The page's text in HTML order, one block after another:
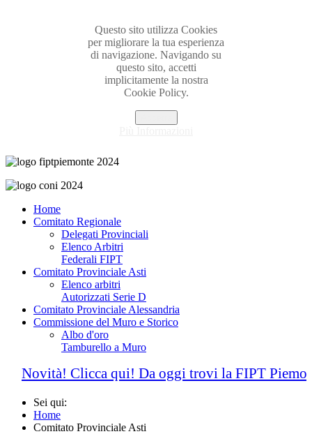
Questo sito utilizza Cookies
per migliorare la tua esperienza
di navigazione. Navigando su
questo sito, accetti
implicitamente la nostra
Cookie Policy.
Home
Comitato Regionale
Delegati Provinciali
Elenco Arbitri
Federali FIPT
Comitato Provinciale Asti
Elenco arbitri
Autorizzati Serie D
Comitato Provinciale Alessandria
Commissione del Muro e Storico
Albo d'oro
Tamburello a Muro
Novità! Clicca qui! Da oggi trovi la FIPT
Sei qui:
Home
Comitato Provinciale Asti